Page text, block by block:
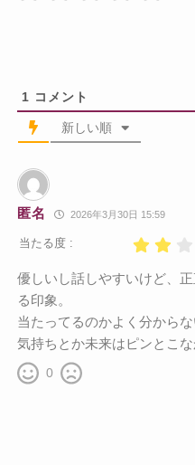
1 コメント
新しい順
匿名 2026年3月30日 15:59
当たる度 :
優しいし話しやすいけど、
る印象。
当たってるのかよく分から
気持ちとか未来はピンとこな
0